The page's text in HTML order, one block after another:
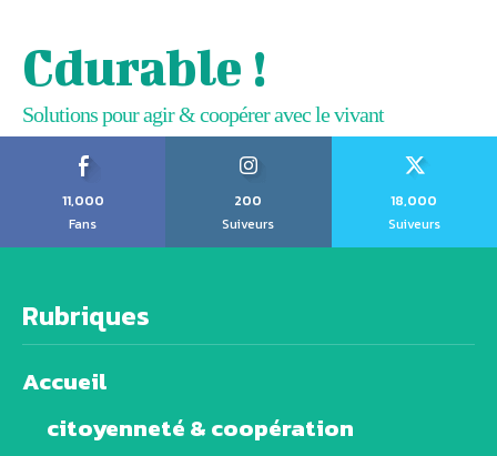
Cdurable !
Solutions pour agir & coopérer avec le vivant
11,000
Fans
200
Suiveurs
18,000
Suiveurs
Rubriques
Accueil
citoyenneté & coopération